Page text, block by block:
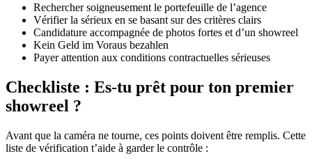
Rechercher soigneusement le portefeuille de l’agence
Vérifier la sérieux en se basant sur des critères clairs
Candidature accompagnée de photos fortes et d’un showreel
Kein Geld im Voraus bezahlen
Payer attention aux conditions contractuelles sérieuses
Checkliste : Es-tu prêt pour ton premier
showreel ?
Avant que la caméra ne tourne, ces points doivent être remplis. Cette
liste de vérification t’aide à garder le contrôle :